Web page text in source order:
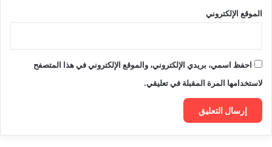
الموقع الإلكتروني
احفظ اسمي، بريدي الإلكتروني، والموقع الإلكتروني في هذا المتصفح
لاستخدامها المرة المقبلة في تعليقي.